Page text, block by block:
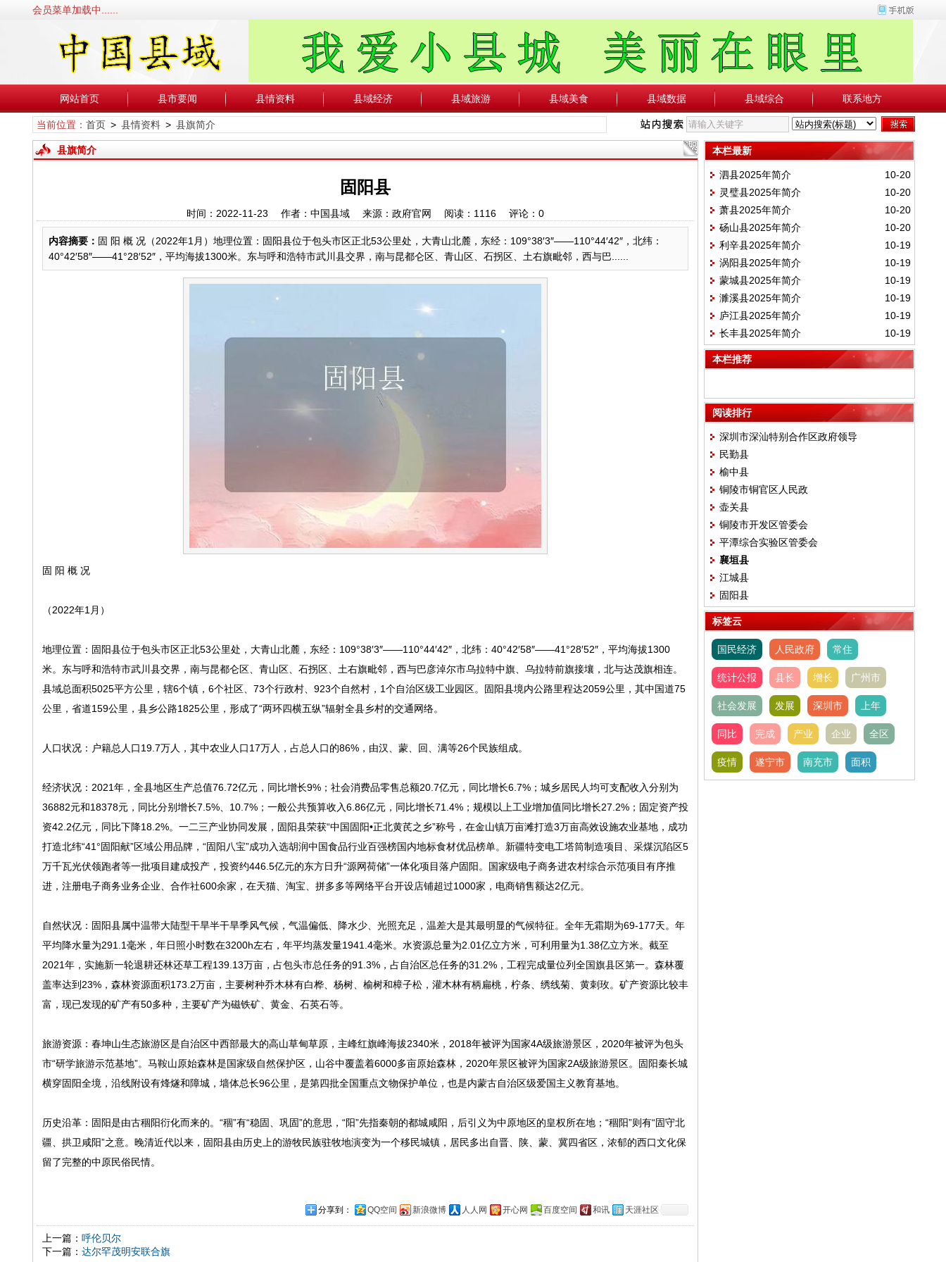
会员菜单加载中......
网站首页 县市要闻 县情资料 县域经济 县域旅游 县域美食 县域数据 县域综合 联系地方
当前位置： 首页> 县情资料> 县旗简介
县旗简介
固阳县
时间：2022-11-23 作者：中国县域 来源：政府官网 阅读： 1116评论： 0
内容摘要： 固 阳 概 况（2022年1月）地理位置：固阳县位于包头市区正北53公里处，大青山北麓，东经：109°38′3″——110°44′42″，北纬：
40°42′58″——41°28′52″，平均海拔1300米。东与呼和浩特市武川县交界，南与昆都仑区、青山区、石拐区、土右旗毗邻，西与巴......
固 阳 概 况
（2022年1月）
地理位置：固阳县位于包头市区正北53公里处，大青山北麓，东经：109°38′3″——110°44′42″，北纬：40°42′58″——41°28′52″，平均海拔1300
米。东与呼和浩特市武川县交界，南与昆都仑区、青山区、石拐区、土右旗毗邻，西与巴彦淖尔市乌拉特中旗、乌拉特前旗接壤，北与达茂旗相连。
县域总面积5025平方公里，辖6个镇，6个社区、73个行政村、923个自然村，1个自治区级工业园区。固阳县境内公路里程达2059公里，其中国道75
公里，省道159公里，县乡公路1825公里，形成了“两环四横五纵”辐射全县乡村的交通网络。
人口状况：户籍总人口19.7万人，其中农业人口17万人，占总人口的86%，由汉、蒙、回、满等26个民族组成。
经济状况：2021年，全县地区生产总值76.72亿元，同比增长9%；社会消费品零售总额20.7亿元，同比增长6.7%；城乡居民人均可支配收入分别为
36882元和18378元，同比分别增长7.5%、10.7%；一般公共预算收入6.86亿元，同比增长71.4%；规模以上工业增加值同比增长27.2%；固定资产投
资42.2亿元，同比下降18.2%。一二三产业协同发展，固阳县荣获“中国固阳•正北黄芪之乡”称号，在金山镇万亩滩打造3万亩高效设施农业基地，成功
打造北纬“41°固阳献”区域公用品牌，“固阳八宝”成功入选胡润中国食品行业百强榜国内地标食材优品榜单。新疆特变电工塔筒制造项目、采煤沉陷区5
万千瓦光伏领跑者等一批项目建成投产，投资约446.5亿元的东方日升“源网荷储”一体化项目落户固阳。国家级电子商务进农村综合示范项目有序推
进，注册电子商务业务企业、合作社600余家，在天猫、淘宝、拼多多等网络平台开设店铺超过1000家，电商销售额达2亿元。
自然状况：固阳县属中温带大陆型干旱半干旱季风气候，气温偏低、降水少、光照充足，温差大是其最明显的气候特征。全年无霜期为69-177天。年
平均降水量为291.1毫米，年日照小时数在3200h左右，年平均蒸发量1941.4毫米。水资源总量为2.01亿立方米，可利用量为1.38亿立方米。截至
2021年，实施新一轮退耕还林还草工程139.13万亩，占包头市总任务的91.3%，占自治区总任务的31.2%，工程完成量位列全国旗县区第一。森林覆
盖率达到23%，森林资源面积173.2万亩，主要树种乔木林有白桦、杨树、榆树和樟子松，灌木林有柄扁桃，柠条、绣线菊、黄刺玫。矿产资源比较丰
富，现已发现的矿产有50多种，主要矿产为磁铁矿、黄金、石英石等。
旅游资源：春坤山生态旅游区是自治区中西部最大的高山草甸草原，主峰红旗峰海拔2340米，2018年被评为国家4A级旅游景区，2020年被评为包头
市“研学旅游示范基地”。马鞍山原始森林是国家级自然保护区，山谷中覆盖着6000多亩原始森林，2020年景区被评为国家2A级旅游景区。固阳秦长城
横穿固阳全境，沿线附设有烽燧和障城，墙体总长96公里，是第四批全国重点文物保护单位，也是内蒙古自治区级爱国主义教育基地。
历史沿革：固阳是由古稒阳衍化而来的。“稒”有“稳固、巩固”的意思，“阳”先指秦朝的都城咸阳，后引义为中原地区的皇权所在地；“稒阳”则有“固守北
疆、拱卫咸阳”之意。晚清近代以来，固阳县由历史上的游牧民族驻牧地演变为一个移民城镇，居民多出自晋、陕、蒙、冀四省区，浓郁的西口文化保
留了完整的中原民俗民情。
分享到： QQ空间 新浪微博 人人网 开心网 百度空间 和讯 天涯社区
上一篇： 呼伦贝尔
下一篇： 达尔罕茂明安联合旗
本栏最新
10-20
泗县2025年简介
10-20
灵璧县2025年简介
10-20
萧县2025年简介
10-20
砀山县2025年简介
10-19
利辛县2025年简介
10-19
涡阳县2025年简介
10-19
蒙城县2025年简介
10-19
濉溪县2025年简介
10-19
庐江县2025年简介
10-19
长丰县2025年简介
本栏推荐
阅读排行
深圳市深汕特别合作区政府领导
民勤县
榆中县
铜陵市铜官区人民政
壶关县
铜陵市开发区管委会
平潭综合实验区管委会
襄垣县
江城县
固阳县
标签云
国民经济 人民政府 常住
统计公报 县长 增长 广州市
社会发展 发展 深圳市 上年
同比 完成 产业 企业 全区
疫情 遂宁市 南充市 面积